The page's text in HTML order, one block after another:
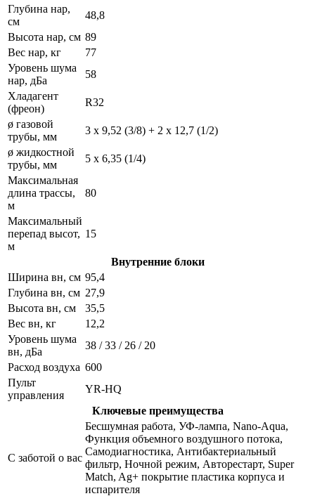
Глубина нар,
см
48,8
Высота нар, см 89
Вес нар, кг
77
Уровень шума
нар, дБа
58
Хладагент
(фреон)
R32
ø газовой
трубы, мм
3 x 9,52 (3/8) + 2 x 12,7 (1/2)
ø жидкостной
трубы, мм
5 х 6,35 (1/4)
Максимальная
длина трассы,
м
80
Максимальный
перепад высот,
м
15
Внутренние блоки
Ширина вн, см 95,4
Глубина вн, см 27,9
Высота вн, см
35,5
Вес вн, кг
12,2
Уровень шума
вн, дБа
38 / 33 / 26 / 20
Расход воздуха 600
Пульт
управления
YR-HQ
Ключевые преимущества
С заботой о вас
Беcшумная работа, УФ-лампа, Nano-Aqua,
Функция объемного воздушного потока,
Самодиагностика, Антибактериальный
фильтр, Ночной режим, Авторестарт, Super
Match, Ag+ покрытие пластика корпуса и
испарителя